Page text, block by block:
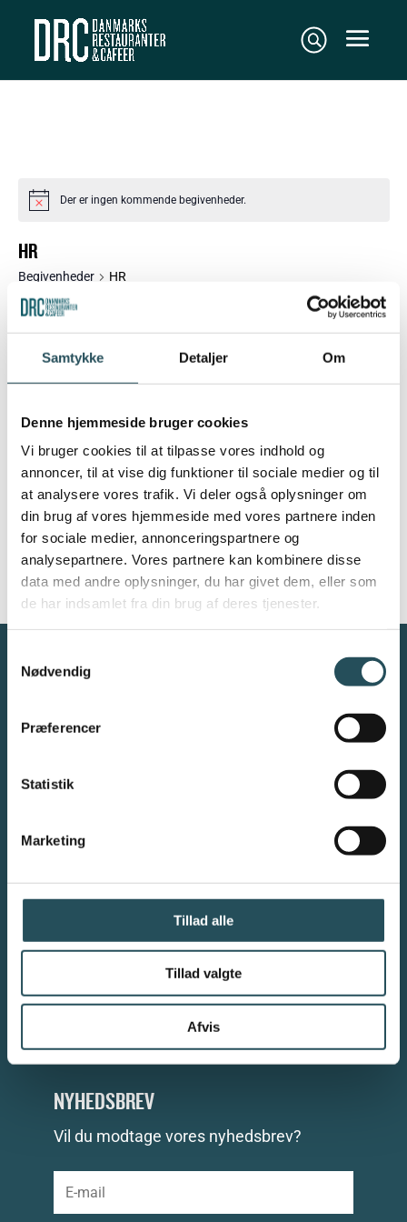
Samtykke Detaljer Om
Denne hjemmeside bruger cookies
Vi bruger cookies til at tilpasse vores indhold og
annoncer, til at vise dig funktioner til sociale medier og til
at analysere vores trafik. Vi deler også oplysninger om
din brug af vores hjemmeside med vores partnere inden
for sociale medier, annonceringspartnere og
analysepartnere. Vores partnere kan kombinere disse
data med andre oplysninger, du har givet dem, eller som
de har indsamlet fra din brug af deres tjenester.
Nødvendig
Præferencer
Statistik
Marketing
Tillad alle
Tillad valgte
Afvis
Notice Der er ingen kommende begivenheder.
HR
Begivenheder HR
OG
Søg
efter Dag
8/9/2026
Vælg
Forrige dag Næste dag
Abonner på kalender
Danmarks Restauranter og Caféer (DRC) er en
DRC er restaurationsbranchens største repræsentant med
ca. 1.200 medlemsvirksomheder - herunder restauranter,
Skindergade 7, 3. sal, 1159 København K
Kontakt os pr. mail drc@thehost.dk eller pr. telefon +45 33 25
FØLG MED PÅ DRC'S SOCIALE MEDIER
NYHEDSBREV
Vil du modtage vores nyhedsbrev?